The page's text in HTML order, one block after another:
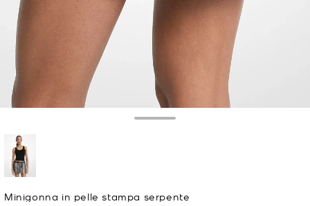
Minigonna in pelle stampa serpente